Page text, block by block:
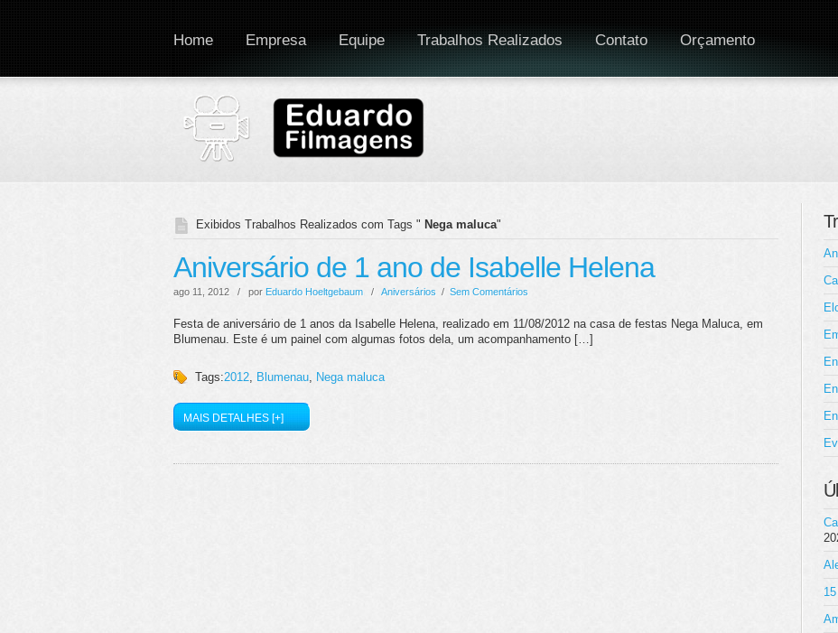
Home Empresa Equipe Trabalhos Realizados Contato Orçamento
Exibidos Trabalhos Realizados com Tags " Nega maluca"
Aniversário de 1 ano de Isabelle Helena
ago 11, 2012 / por Eduardo Hoeltgebaum / Aniversários / Sem Comentários
Festa de aniversário de 1 anos da Isabelle Helena, realizado em 11/08/2012 na casa de festas Nega Maluca, em
Blumenau. Este é um painel com algumas fotos dela, um acompanhamento […]
Tags:2012, Blumenau, Nega maluca
MAIS DETALHES [+]